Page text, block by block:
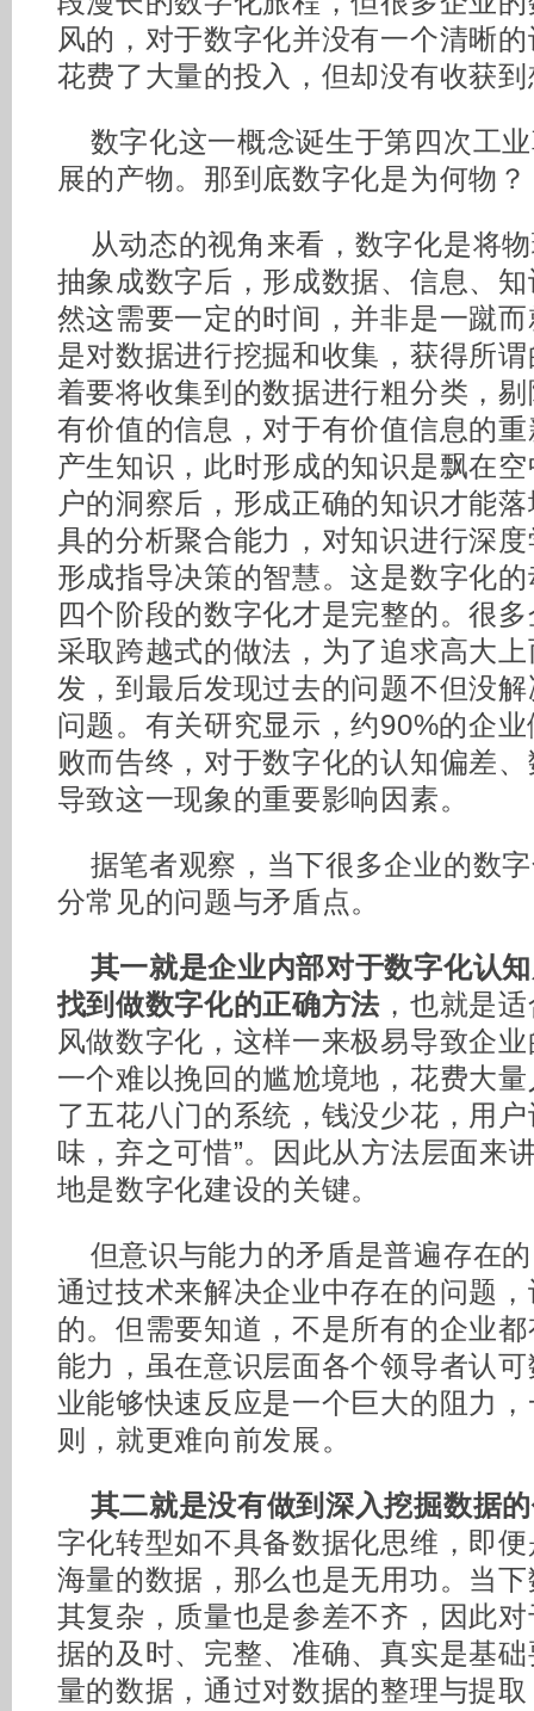
风的，对于数字化并没有一个清晰
花费了大量的投入，但却没有收获
数字化这一概念诞生于第四次工
展的产物。那到底数字化是为何物？
从动态的视角来看，数字化是将
抽象成数字后，形成数据、信息、
然这需要一定的时间，并非是一蹴
是对数据进行挖掘和收集，获得所谓
着要将收集到的数据进行粗分类，
有价值的信息，对于有价值信息的
产生知识，此时形成的知识是飘在
户的洞察后，形成正确的知识才能
具的分析聚合能力，对知识进行深
形成指导决策的智慧。这是数字化
四个阶段的数字化才是完整的。很
采取跨越式的做法，为了追求高大
发，到最后发现过去的问题不但没
问题。有关研究显示，约90%的企
败而告终，对于数字化的认知偏差
导致这一现象的重要影响因素。
据笔者观察，当下很多企业的数
分常见的问题与矛盾点。
其一就是企业内部对于数字化认
找到做数字化的正确方法 ，也就是
风做数字化，这样一来极易导致企
一个难以挽回的尴尬境地，花费大
了五花八门的系统，钱没少花，用
味，弃之可惜”。因此从方法层面来
地是数字化建设的关键。
但意识与能力的矛盾是普遍存在
通过技术来解决企业中存在的问题
的。但需要知道，不是所有的企业
能力，虽在意识层面各个领导者认
业能够快速反应是一个巨大的阻力
则，就更难向前发展。
其二就是没有做到深入挖掘数据
字化转型如不具备数据化思维，即
海量的数据，那么也是无用功。当
其复杂，质量也是参差不齐，因此
据的及时、完整、准确、真实是基
量的数据，通过对数据的整理与提